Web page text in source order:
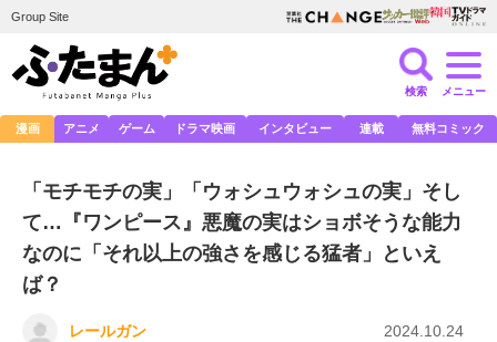
Group Site
検索 メニュー
漫画 アニメ ゲーム ドラマ映画 インタビュー 連載 無料コミック
「モチモチの実」「ウォシュウォシュの実」そし
て…『ワンピース』悪魔の実はショボそうな能力
なのに「それ以上の強さを感じる猛者」といえ
ば？
レールガン 2024.10.24